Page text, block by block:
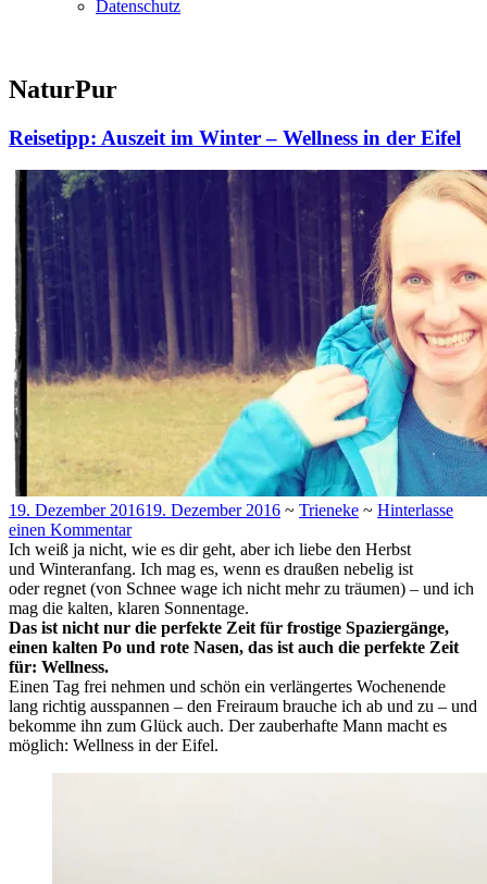
Datenschutz
NaturPur
Reisetipp: Auszeit im Winter – Wellness in der Eifel
19. Dezember 201619. Dezember 2016 ~ Trieneke ~ Hinterlasse
einen Kommentar
Ich weiß ja nicht, wie es dir geht, aber ich liebe den Herbst
und Winteranfang. Ich mag es, wenn es draußen nebelig ist
oder regnet (von Schnee wage ich nicht mehr zu träumen) – und ich
mag die kalten, klaren Sonnentage.
Das ist nicht nur die perfekte Zeit für frostige Spaziergänge,
einen kalten Po und rote Nasen, das ist auch die perfekte Zeit
für: Wellness.
Einen Tag frei nehmen und schön ein verlängertes Wochenende
lang richtig ausspannen – den Freiraum brauche ich ab und zu – und
bekomme ihn zum Glück auch. Der zauberhafte Mann macht es
möglich: Wellness in der Eifel.